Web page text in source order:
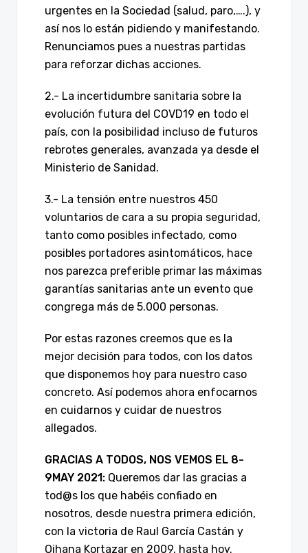
urgentes en la Sociedad (salud, paro,….), y
así nos lo están pidiendo y manifestando.
Renunciamos pues a nuestras partidas
para reforzar dichas acciones.
2.- La incertidumbre sanitaria sobre la
evolución futura del COVD19 en todo el
país, con la posibilidad incluso de futuros
rebrotes generales, avanzada ya desde el
Ministerio de Sanidad.
3.- La tensión entre nuestros 450
voluntarios de cara a su propia seguridad,
tanto como posibles infectado, como
posibles portadores asintomáticos, hace
nos parezca preferible primar las máximas
garantías sanitarias ante un evento que
congrega más de 5.000 personas.
Por estas razones creemos que es la
mejor decisión para todos, con los datos
que disponemos hoy para nuestro caso
concreto. Así podemos ahora enfocarnos
en cuidarnos y cuidar de nuestros
allegados.
GRACIAS A TODOS, NOS VEMOS EL 8-
9MAY 2021: Queremos dar las gracias a
tod@s los que habéis confiado en
nosotros, desde nuestra primera edición,
con la victoria de Raul García Castán y
Oihana Kortazar en 2009, hasta hoy.